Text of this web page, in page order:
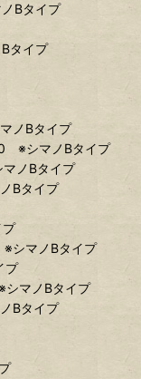
Bタイプ
タイプ
ノBタイプ
※シマノBタイプ
ノBタイプ
Bタイプ
シマノBタイプ
プ
マノBタイプ
Bタイプ